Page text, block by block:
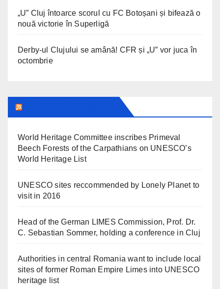
„U” Cluj întoarce scorul cu FC Botoșani și bifează o
nouă victorie în Superligă
Derby-ul Clujului se amână! CFR și „U” vor juca în
octombrie
World Heritage Committee inscribes Primeval
Beech Forests of the Carpathians on UNESCO’s
World Heritage List
UNESCO sites reccommended by Lonely Planet to
visit in 2016
Head of the German LIMES Commission, Prof. Dr.
C. Sebastian Sommer, holding a conference in Cluj
Authorities in central Romania want to include local
sites of former Roman Empire Limes into UNESCO
heritage list